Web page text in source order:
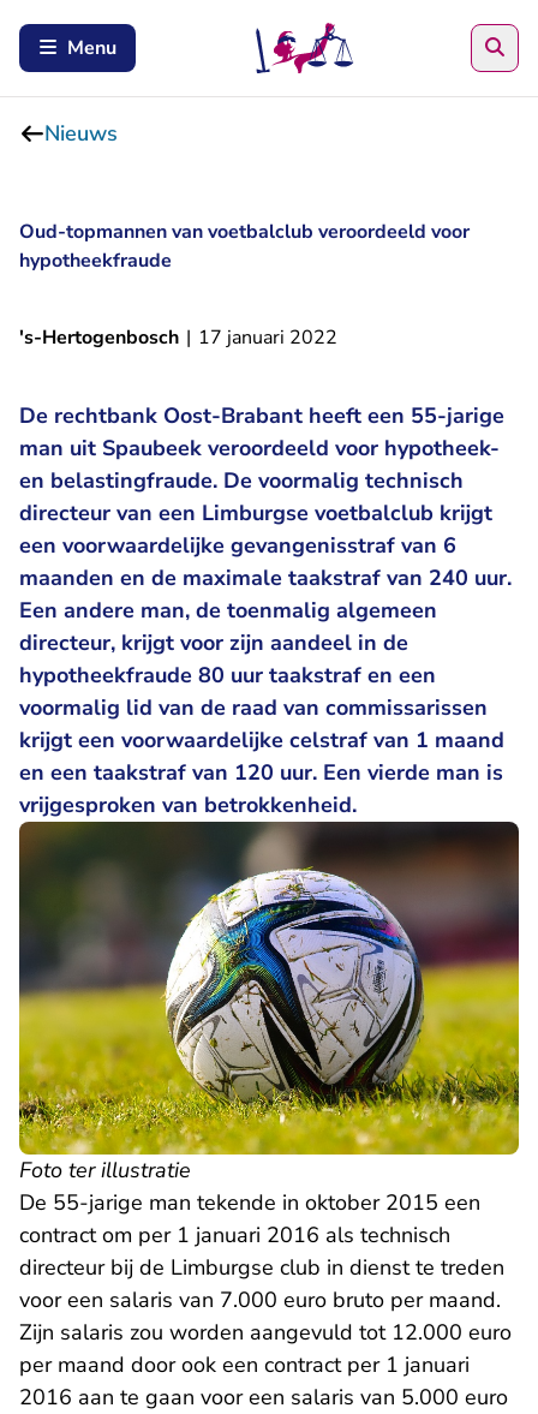
Menu
Nieuws
Oud-topmannen van voetbalclub veroordeeld voor
hypotheekfraude
's-Hertogenbosch | 17 januari 2022
De rechtbank Oost-Brabant heeft een 55-jarige
man uit Spaubeek veroordeeld voor hypotheek-
en belastingfraude. De voormalig technisch
directeur van een Limburgse voetbalclub krijgt
een voorwaardelijke gevangenisstraf van 6
maanden en de maximale taakstraf van 240 uur.
Een andere man, de toenmalig algemeen
directeur, krijgt voor zijn aandeel in de
hypotheekfraude 80 uur taakstraf en een
voormalig lid van de raad van commissarissen
krijgt een voorwaardelijke celstraf van 1 maand
en een taakstraf van 120 uur. Een vierde man is
vrijgesproken van betrokkenheid.
Foto ter illustratie
De 55-jarige man tekende in oktober 2015 een
contract om per 1 januari 2016 als technisch
directeur bij de Limburgse club in dienst te treden
voor een salaris van 7.000 euro bruto per maand.
Zijn salaris zou worden aangevuld tot 12.000 euro
per maand door ook een contract per 1 januari
2016 aan te gaan voor een salaris van 5.000 euro